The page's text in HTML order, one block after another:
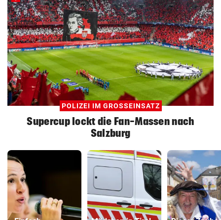
POLIZEI IM GROSSEINSATZ
Supercup lockt die Fan-Massen nach
Salzburg